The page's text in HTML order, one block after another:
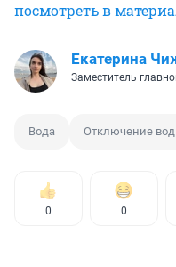
посмотреть в
Екатерина
Заместитель
Вода Отключение
0 0